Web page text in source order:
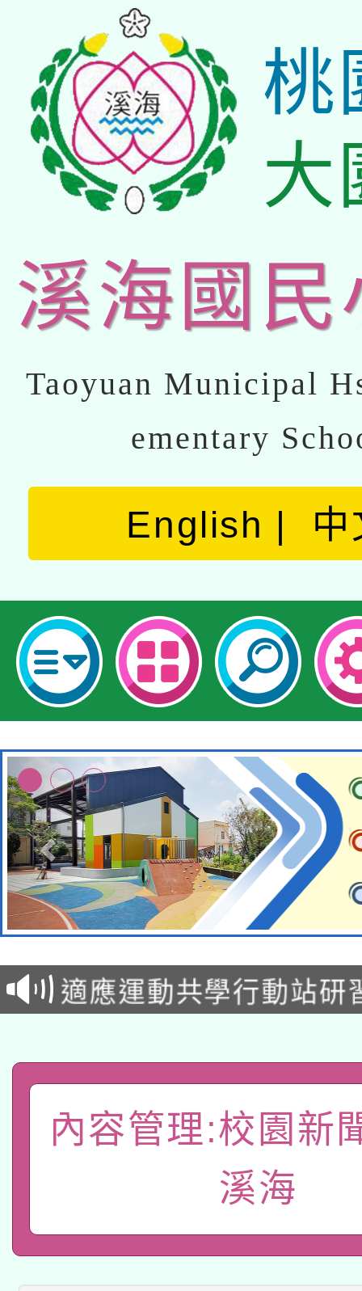
桃
大
溪海國民
Taoyuan Municipal
ementary
English 中
本校115學年度第2次
招甄選結果公告(無人
適應運動共學行動站研
暨閱讀推動專業研習
科技賦能─人工智慧
礎課程
A3數位素養講師名單
「數位內容與教學軟體
有關大陸委員會函釋公
薪期間赴陸應申請許可
轉知經濟部水利署委託
內容管理:校園新
溪海